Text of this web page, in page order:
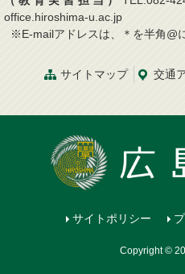
office.hiroshima-u.ac.jp
※E-mailアドレスは、＊を半角@
サイトマップ 交通
サイトポリシー
Copyright ©